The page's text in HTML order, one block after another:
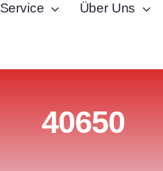
Service Über Uns
40650